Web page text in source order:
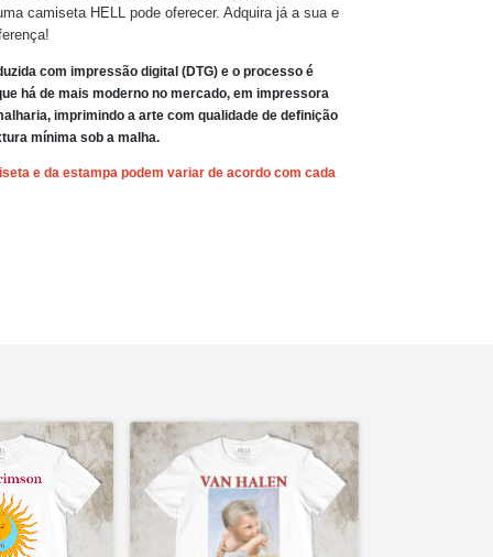
camiseta HELL pode oferecer. Adquira já a sua e
com impressão digital (DTG) e o processo é
há de mais moderno no mercado, em impressora
imprimindo a arte com qualidade de definição
mínima sob a malha.
e da estampa podem variar de acordo com cada